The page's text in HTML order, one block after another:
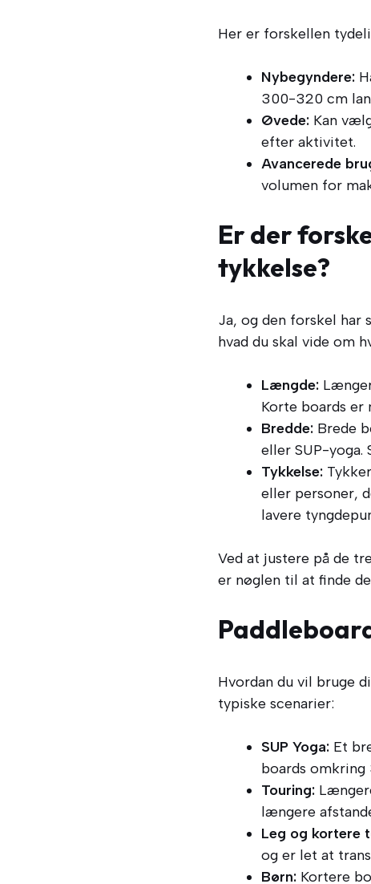
Her er forskellen
Nybegyndere:
300-320 cm
Øvede: Kan
efter aktivitet.
Avancerede
volumen for
Er der
tykkelse?
Ja, og den forskel har
hvad du skal vide om
Længde:
Korte boards
Bredde: Brede
eller SUP-yoga.
Tykkelse:
eller personer,
lavere
Ved at justere på de
er nøglen til at finde
Hvordan du vil bruge
typiske scenarier:
SUP Yoga: Et
boards
Touring:
længere
Leg og kortere
og er let at
Børn: Kortere